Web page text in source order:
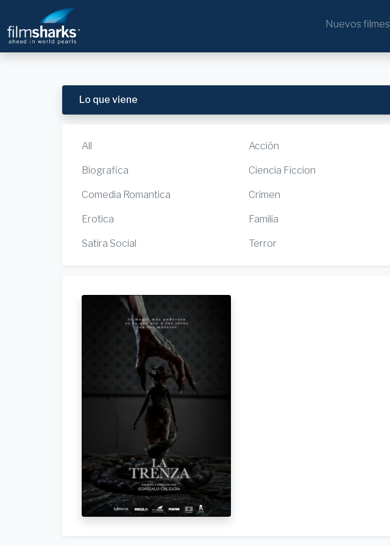
Nuevos filmes
Lo que viene
All Acción
Biografica Ciencia Ficcion
Comedia Romantica Crimen
Erotica Familia
Satira Social Terror